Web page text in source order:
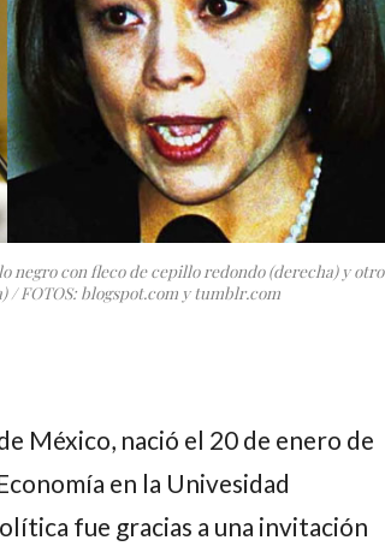
negro con fleco de cepillo redondo (derecha) y otro
/ FOTOS: blogspot.com y tumblr.com
México, nació el 20 de enero de
en la Univesidad
fue gracias a una invitación